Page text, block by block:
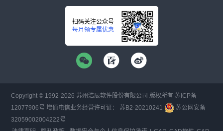
扫码关注公众号
每月领专属优惠
Copyright © 1992-2026 苏州浩辰软件股份有限公司 版权所有 苏ICP备
12077906号 增值电信业务经营许可证： 苏B2-20210241
苏公网安备
32059002004222号